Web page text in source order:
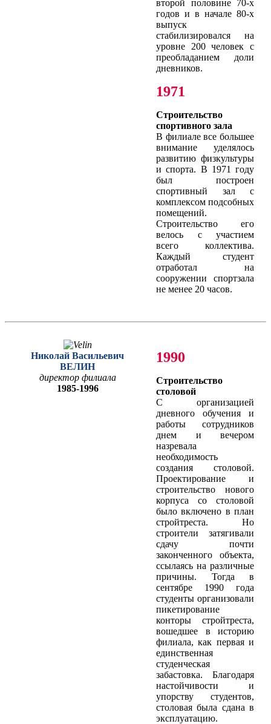
второй половине 70-х
годов и в начале 80-х
выпуск
стабилизировался на
уровне 200 человек с
преобладанием доли
дневников.
1971
Строительство
спортивного зала
В филиале все большее
внимание уделялось
развитию физкультуры
и спорта. В 1971 году
был построен
спортивный зал с
комплексом подсобных
помещений.
Строительство его
велось с участием
всего коллектива.
Каждый студент
отработал на
сооружении спортзала
не менее 20 часов.
Николай Васильевич
ВЕЛИН
директор филиала
1985-1996
1990
Строительство
столовой
С организацией
дневного обучения и
работы сотрудников
днем и вечером
назревала
необходимость
создания столовой.
Проектирование и
строительство нового
корпуса со столовой
было включено в план
стройтреста. Но
строители затягивали
сдачу почти
законченного объекта,
ссылаясь на различные
причины. Тогда в
сентябре 1990 года
студенты организовали
пикетирование
конторы стройтреста,
вошедшее в историю
филиала, как первая и
единственная
студенческая
забастовка. Благодаря
настойчивости и
упорству студентов,
столовая была сдана в
эксплуатацию.